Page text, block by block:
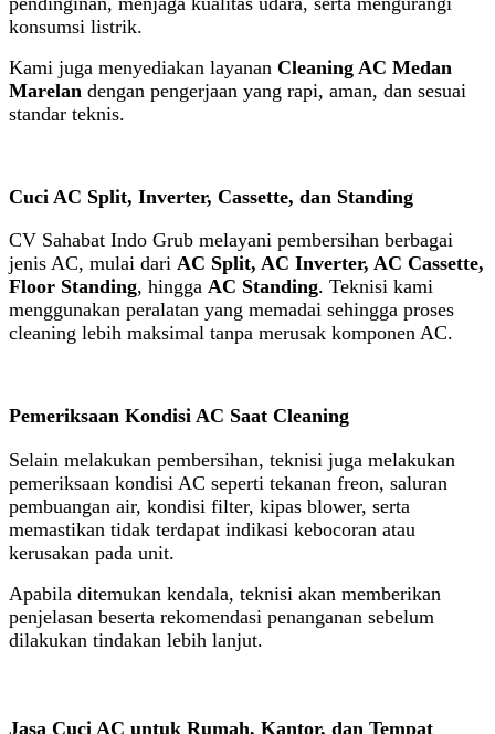
konsumsi listrik.
Kami juga menyediakan layanan Cleaning AC Medan
Marelan dengan pengerjaan yang rapi, aman, dan sesuai
standar teknis.
Cuci AC Split, Inverter, Cassette, dan Standing
CV Sahabat Indo Grub melayani pembersihan berbagai
jenis AC, mulai dari AC Split, AC Inverter, AC Cassette,
Floor Standing, hingga AC Standing. Teknisi kami
menggunakan peralatan yang memadai sehingga proses
cleaning lebih maksimal tanpa merusak komponen AC.
Pemeriksaan Kondisi AC Saat Cleaning
Selain melakukan pembersihan, teknisi juga melakukan
pemeriksaan kondisi AC seperti tekanan freon, saluran
pembuangan air, kondisi filter, kipas blower, serta
memastikan tidak terdapat indikasi kebocoran atau
kerusakan pada unit.
Apabila ditemukan kendala, teknisi akan memberikan
penjelasan beserta rekomendasi penanganan sebelum
dilakukan tindakan lebih lanjut.
Jasa Cuci AC untuk Rumah, Kantor, dan Tempat